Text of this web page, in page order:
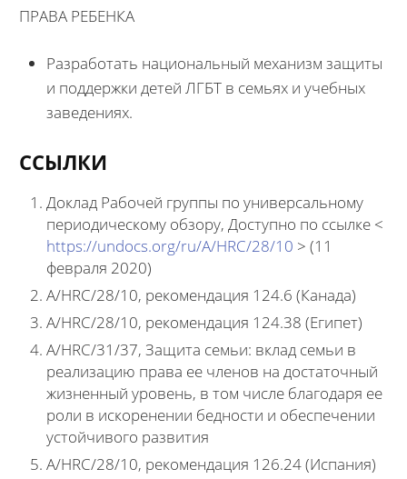
ПРАВА РЕБЕНКА
Разработать национальный механизм защиты
и поддержки детей ЛГБТ в семьях и учебных
заведениях.
ССЫЛКИ
Доклад Рабочей группы по универсальному
периодическому обзору, Доступно по ссылке <
https://undocs.org/ru/A/HRC/28/10 > (11
февраля 2020)
A/HRC/28/10, рекомендация 124.6 (Канада)
A/HRC/28/10, рекомендация 124.38 (Египет)
A/HRC/31/37, Защита семьи: вклад семьи в
реализацию права ее членов на достаточный
жизненный уровень, в том числе благодаря ее
роли в искоренении бедности и обеспечении
устойчивого развития
A/HRC/28/10, рекомендация 126.24 (Испания)